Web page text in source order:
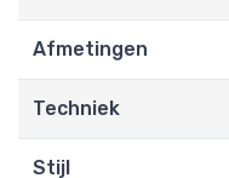
Afmetingen
Techniek
Stijl